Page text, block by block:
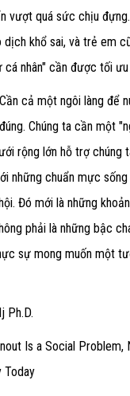
vượt quá sức chịu
khổ sai, và trẻ em
nhân" cần được tối ưu
cả một ngôi làng để
Chúng ta cần một
rộng lớn hỗ trợ chúng
những chuẩn mực sống
Đó mới là những
phải là những bậc
sự mong muốn một
Ph.D.
Is a Social Problem,
Today